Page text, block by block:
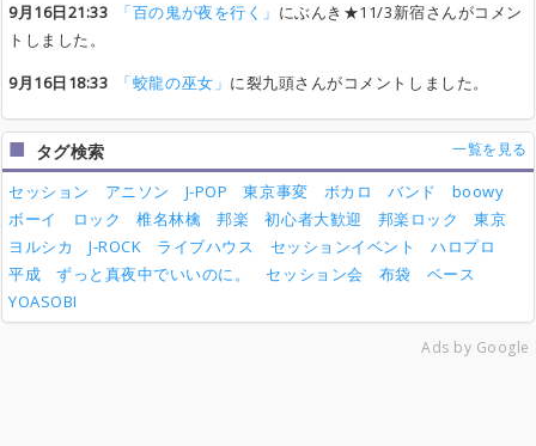
9月16日21:33
「百の鬼が夜を行く」 にぶんき★11/3新宿さんがコメン
トしました。
9月16日18:33
「蛟龍の巫女」 に裂九頭さんがコメントしました。
タグ検索 一覧を見る
セッション アニソン J-POP 東京事変 ボカロ バンド
boowy
ボーイ
ロック 椎名林檎 邦楽 初心者大歓迎 邦楽ロック
東京
ヨルシカ
J-ROCK ライブハウス セッションイベント
ハロプロ
平成
ずっと真夜中でいいのに。 セッション会 布袋
ベース
YOASOBI
Ads by Google